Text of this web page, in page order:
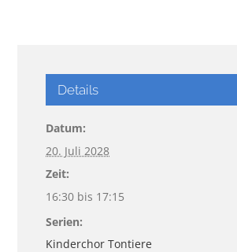
Details
Datum:
20. Juli 2028
Zeit:
16:30 bis 17:15
Serien:
Kinderchor Tontiere